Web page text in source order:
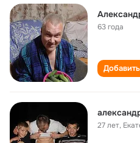
63 года
27 лет,